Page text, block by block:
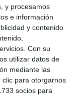
y procesamos
e información
y contenido
Con su
utilizar datos de
mediante las
clic para otorgarnos
socios para